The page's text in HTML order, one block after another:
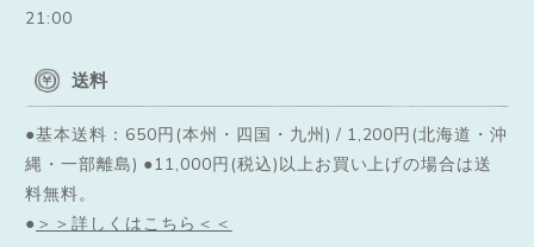
21:00
送料
●基本送料：650円(本州・四国・九州) / 1,200円(北海道・沖
縄・一部離島) ●11,000円(税込)以上お買い上げの場合は送
料無料。
● ＞＞詳しくはこちら＜＜